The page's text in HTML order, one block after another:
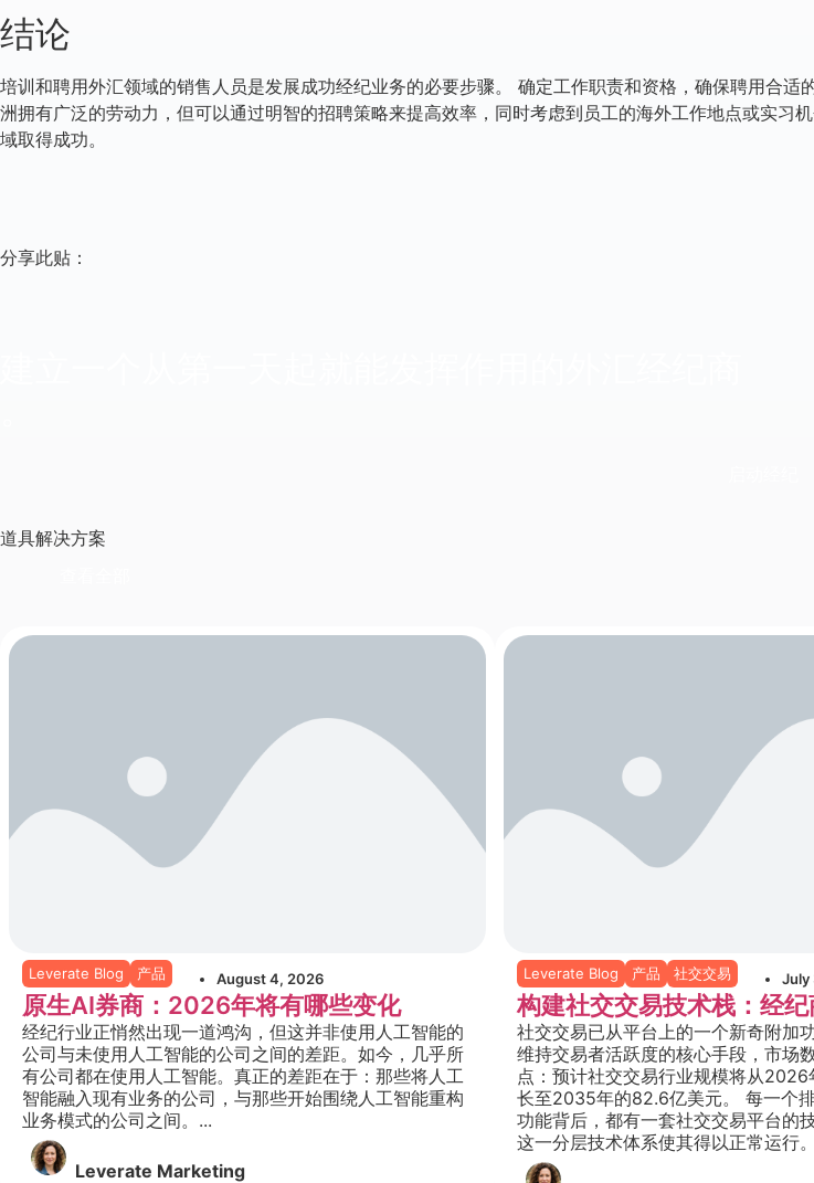
结论
培训和聘用外汇领域的销售人员是发展成功经纪业务的必要步骤。 确定工作职责和资格，确保聘用合
洲拥有广泛的劳动力，但可以通过明智的招聘策略来提高效率，同时考虑到员工的海外工作地点或实
域取得成功。
分享此贴：
道具解决方案
Leverate Blog 产品 August 4, 2026
原生AI券商：2026年将有哪些变化
经纪行业正悄然出现一道鸿沟，但这并非使用人工智能的
公司与未使用人工智能的公司之间的差距。如今，几乎所
有公司都在使用人工智能。真正的差距在于：那些将人工
智能融入现有业务的公司，与那些开始围绕人工智能重构
业务模式的公司之间。...
Leverate Marketing
Leverate Blog 产品 社交交易 July
构建社交交易技术栈：经纪
社交交易已从平台上的一个新奇附加
维持交易者活跃度的核心手段，市场
点：预计社交交易行业规模将从
长至2035年的82.6亿美元。 每一个
功能背后，都有一套社交交易平台
这一分层技术体系使其得以正常运行